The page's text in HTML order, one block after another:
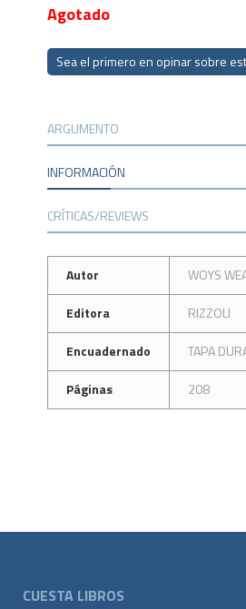
Agotado
Sea el primero en opinar sobre
ARGUMENTO
INFORMACIÓN
CRÍTICAS/REVIEWS
Autor
WOYS
Editora
RIZZOLI
Encuadernado
TAPA
Páginas
208
CUESTA LIBROS